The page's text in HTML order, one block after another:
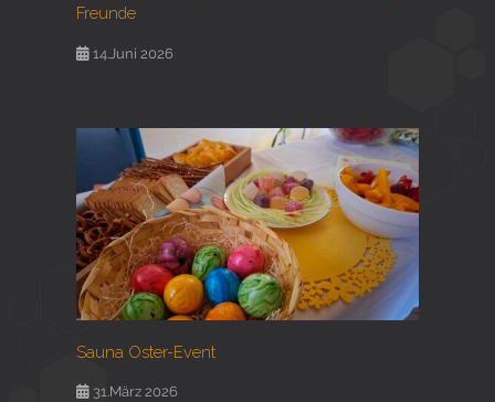
Freunde
14.Juni 2026
Sauna Oster-Event
31.März 2026